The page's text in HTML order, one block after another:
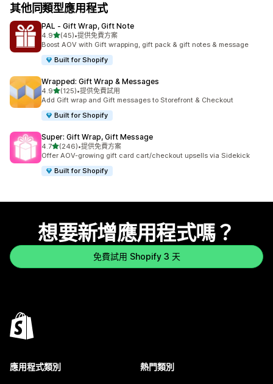
其他同類型應用程式
PAL ‑ Gift Wrap, Gift Note
4.9滿分 5 顆星
(45)
共有 45 則評價
•提供免費方案
Boost AOV with Gift wrapping, gift pack & gift notes & message
Built for Shopify
Wrapped: Gift Wrap & Messages
4.9滿分 5 顆星
(125)
共有 125 則評價
•提供免費試用
Add Gift wrap and Gift messages to Storefront & Checkout
Built for Shopify
Super: Gift Wrap, Gift Message
4.7滿分 5 顆星
(246)
共有 246 則評價
•提供免費方案
Offer AOV-growing gift card cart/checkout upsells via Sidekick
Built for Shopify
想要新增應用程式嗎？
免費試用 Shopify 3 天
應用程式類別 熱門類別